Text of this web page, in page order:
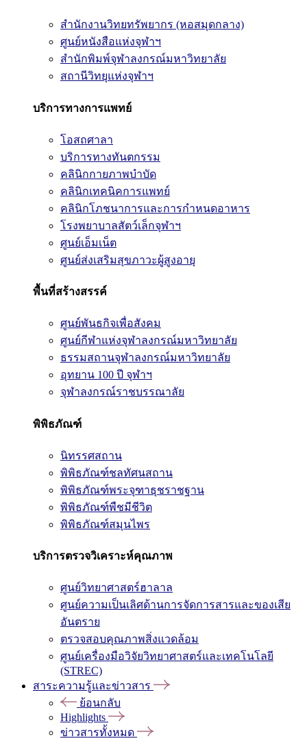
สำนักงานวิทยทรัพยากร (หอสมุดกลาง)
ศูนย์หนังสือแห่งจุฬาฯ
สำนักพิมพ์จุฬาลงกรณ์มหาวิทยาลัย
สถานีวิทยุแห่งจุฬาฯ
บริการทางการแพทย์
โอสถศาลา
บริการทางทันตกรรม
คลินิกกายภาพบำบัด
คลินิกเทคนิคการแพทย์
คลินิกโภชนาการและการกำหนดอาหาร
โรงพยาบาลสัตว์เล็กจุฬาฯ
ศูนย์เอ็มเน็ต
ศูนย์ส่งเสริมสุขภาวะผู้สูงอายุ
พื้นที่สร้างสรรค์
ศูนย์พันธกิจเพื่อสังคม
ศูนย์กีฬาแห่งจุฬาลงกรณ์มหาวิทยาลัย
ธรรมสถานจุฬาลงกรณ์มหาวิทยาลัย
อุทยาน 100 ปี จุฬาฯ
จุฬาลงกรณ์ราชบรรณาลัย
พิพิธภัณฑ์
นิทรรศสถาน
พิพิธภัณฑ์ชลทัศนสถาน
พิพิธภัณฑ์พระจุฑาธุชราชฐาน
พิพิธภัณฑ์พืชมีชีวิต
พิพิธภัณฑ์สมุนไพร
บริการตรวจวิเคราะห์คุณภาพ
ศูนย์วิทยาศาสตร์ฮาลาล
ศูนย์ความเป็นเลิศด้านการจัดการสารและของเสีย
อันตราย
ตรวจสอบคุณภาพสิ่งแวดล้อม
ศูนย์เครื่องมือวิจัยวิทยาศาสตร์และเทคโนโลยี
(STREC)
สาระความรู้และข่าวสาร
ย้อนกลับ
Highlights
ข่าวสารทั้งหมด